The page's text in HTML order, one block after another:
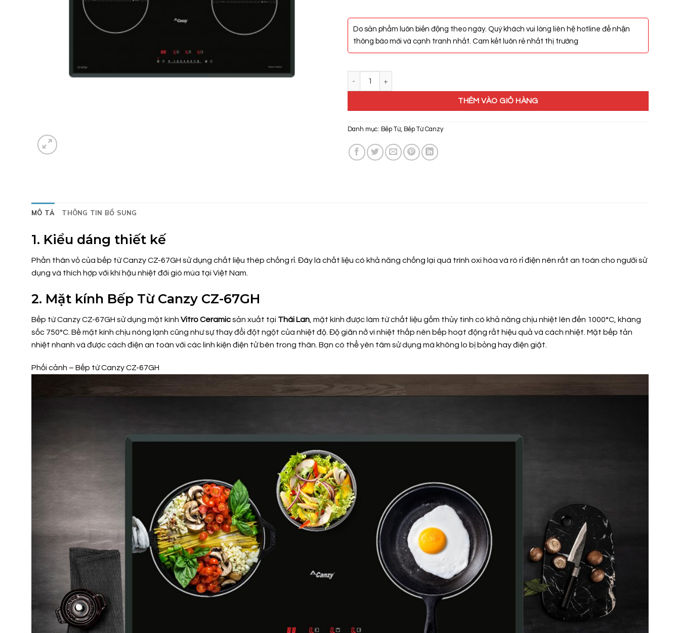
Do sản phẩm luôn biến động theo ngày. Quý khách vui lòng liên hệ hotline để nhận
thông báo mới và cạnh tranh nhất. Cam kết luôn rẻ nhất thị trường
THÊM VÀO GIỎ HÀNG
Danh mục: Bếp Từ, Bếp Từ Canzy
MÔ TẢ THÔNG TIN BỔ SUNG
1. Kiểu dáng thiết kế
Phần thân vỏ của bếp từ Canzy CZ-67GH sử dụng chất liệu thép chống rỉ. Đây là chất liệu có khả năng chống lại quá trình oxi hóa và rò rỉ điện nên rất an toàn cho người sử
dụng và thích hợp với khí hậu nhiệt đới gió mùa tại Việt Nam.
2. Mặt kính Bếp Từ Canzy CZ-67GH
Bếp từ Canzy CZ-67GH sử dụng mặt kính Vitro Ceramicsản xuất tại Thái Lan , mặt kính được làm từ chất liệu gốm thủy tinh có khả năng chịu nhiệt lên đến 1000°C, kháng
sốc 750°C. Bề mặt kính chịu nóng lạnh cũng như sự thay đổi đột ngột của nhiệt độ. Độ giãn nở vì nhiệt thấp nên bếp hoạt động rất hiệu quả và cách nhiệt. Mặt bếp tản
nhiệt nhanh và được cách điện an toàn với các linh kiện điện tử bên trong thân. Bạn có thể yên tâm sử dụng mà không lo bị bỏng hay điện giật.
Phối cảnh – Bếp từ Canzy CZ-67GH